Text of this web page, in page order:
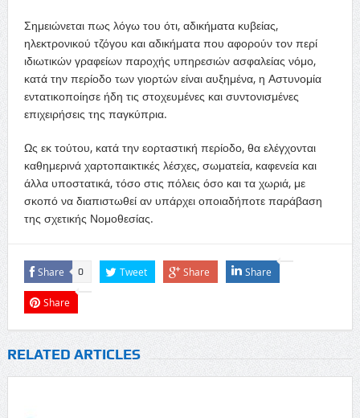
Σημειώνεται πως λόγω του ότι, αδικήματα κυβείας,
ηλεκτρονικού τζόγου και αδικήματα που αφορούν τον περί
ιδιωτικών γραφείων παροχής υπηρεσιών ασφαλείας νόμο,
κατά την περίοδο των γιορτών είναι αυξημένα, η Αστυνομία
εντατικοποίησε ήδη τις στοχευμένες και συντονισμένες
επιχειρήσεις της παγκύπρια.
Ως εκ τούτου, κατά την εορταστική περίοδο, θα ελέγχονται
καθημερινά χαρτοπαικτικές λέσχες, σωματεία, καφενεία και
άλλα υποστατικά, τόσο στις πόλεις όσο και τα χωριά, με
σκοπό να διαπιστωθεί αν υπάρχει οποιαδήποτε παράβαση
της σχετικής Νομοθεσίας.
Share 0 Tweet Share Share
Share
RELATED ARTICLES